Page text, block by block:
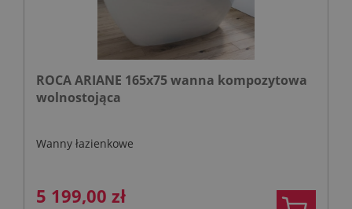
ROCA ARIANE 165x75 wanna kompozytowa
wolnostojąca
Wanny łazienkowe
5 199,00 zł